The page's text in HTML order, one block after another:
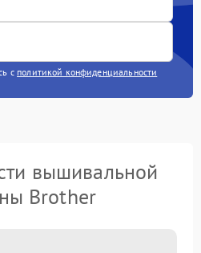
с политикой конфиденциальности
вышивальной
Brother